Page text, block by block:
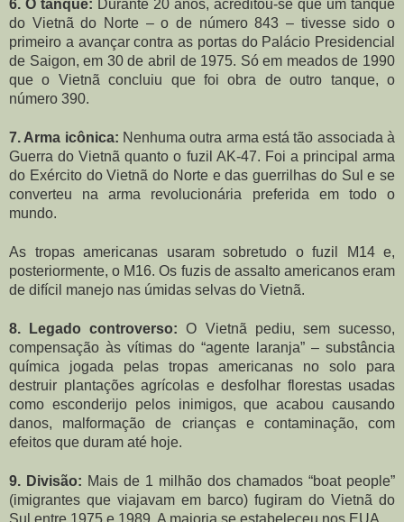
6. O tanque: Durante 20 anos, acreditou-se que um tanque
do Vietnã do Norte – o de número 843 – tivesse sido o
primeiro a avançar contra as portas do Palácio Presidencial
de Saigon, em 30 de abril de 1975. Só em meados de 1990
que o Vietnã concluiu que foi obra de outro tanque, o
número 390.
7. Arma icônica: Nenhuma outra arma está tão associada à
Guerra do Vietnã quanto o fuzil AK-47. Foi a principal arma
do Exército do Vietnã do Norte e das guerrilhas do Sul e se
converteu na arma revolucionária preferida em todo o
mundo.
As tropas americanas usaram sobretudo o fuzil M14 e,
posteriormente, o M16. Os fuzis de assalto americanos eram
de difícil manejo nas úmidas selvas do Vietnã.
8. Legado controverso: O Vietnã pediu, sem sucesso,
compensação às vítimas do “agente laranja” – substância
química jogada pelas tropas americanas no solo para
destruir plantações agrícolas e desfolhar florestas usadas
como esconderijo pelos inimigos, que acabou causando
danos, malformação de crianças e contaminação, com
efeitos que duram até hoje.
9. Divisão: Mais de 1 milhão dos chamados “boat people”
(imigrantes que viajavam em barco) fugiram do Vietnã do
Sul entre 1975 e 1989. A maioria se estabeleceu nos EUA.